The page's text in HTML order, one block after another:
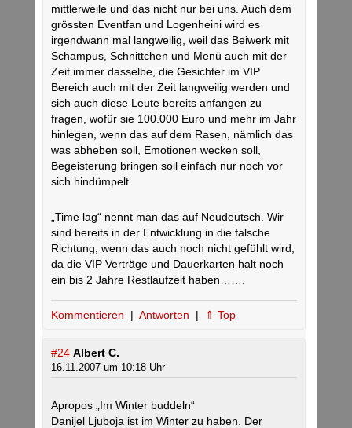
mittlerweile und das nicht nur bei uns. Auch dem
grössten Eventfan und Logenheini wird es
irgendwann mal langweilig, weil das Beiwerk mit
Schampus, Schnittchen und Menü auch mit der
Zeit immer dasselbe, die Gesichter im VIP
Bereich auch mit der Zeit langweilig werden und
sich auch diese Leute bereits anfangen zu
fragen, wofür sie 100.000 Euro und mehr im Jahr
hinlegen, wenn das auf dem Rasen, nämlich das
was abheben soll, Emotionen wecken soll,
Begeisterung bringen soll einfach nur noch vor
sich hindümpelt.
„Time lag“ nennt man das auf Neudeutsch. Wir
sind bereits in der Entwicklung in die falsche
Richtung, wenn das auch noch nicht gefühlt wird,
da die VIP Verträge und Dauerkarten halt noch
ein bis 2 Jahre Restlaufzeit haben…….
Kommentieren | Antworten | ⇑ Top
#24 Albert C.
16.11.2007 um 10:18 Uhr
Apropos „Im Winter buddeln“
Danijel Ljuboja ist im Winter zu haben. Der